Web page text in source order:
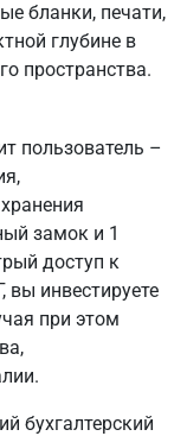
бланки, печати,
глубине в
пространства.
пользователь –
замок и 1
доступ к
инвестируете
при этом
бухгалтерский